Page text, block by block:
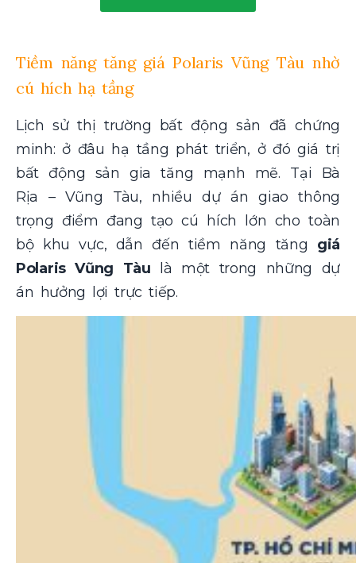
Tiềm năng tăng giá Polaris Vũng Tàu nhờ
cú hích hạ tầng
Lịch sử thị trường bất động sản đã chứng
minh: ở đâu hạ tầng phát triển, ở đó giá trị
bất động sản gia tăng mạnh mẽ. Tại Bà
Rịa – Vũng Tàu, nhiều dự án giao thông
trọng điểm đang tạo cú hích lớn cho toàn
bộ khu vực, dẫn đến tiềm năng tăng giá
Polaris Vũng Tàu là một trong những dự
án hưởng lợi trực tiếp.